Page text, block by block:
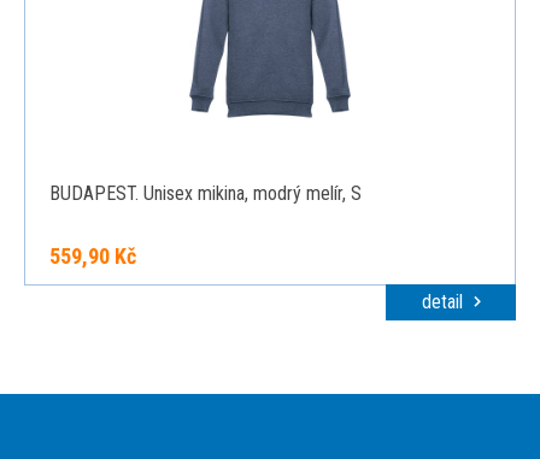
BUDAPEST. Unisex mikina, modrý melír, S
559,90 Kč
detail